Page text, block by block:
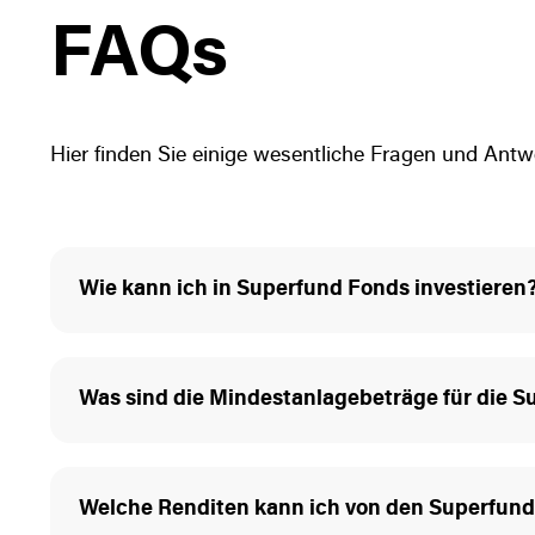
FAQs
Hier finden Sie einige wesentliche Fragen und
Wie kann ich in Superfund Fonds
sich an einen autorisierten Vertriebspartner
Was sind die Mindestanlagebeträge für die
gekoppelt. Bitte besuchen Sie die jeweiligen
Welche Renditen kann ich von den